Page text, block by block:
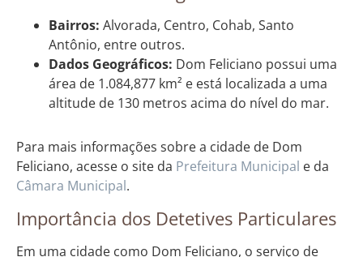
Bairros: Alvorada, Centro, Cohab, Santo
Antônio, entre outros.
Dados Geográficos: Dom Feliciano possui uma
área de 1.084,877 km² e está localizada a uma
altitude de 130 metros acima do nível do mar.
Para mais informações sobre a cidade de Dom
Feliciano, acesse o site da Prefeitura Municipal e da
Câmara Municipal.
Importância dos Detetives Particulares
Em uma cidade como Dom Feliciano, o serviço de